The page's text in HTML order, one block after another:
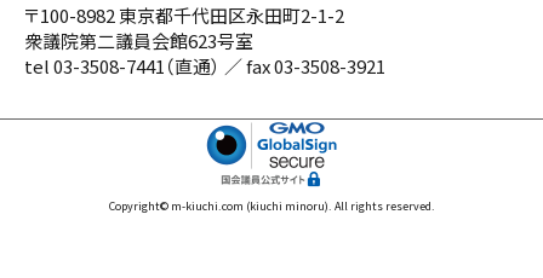
〒100-8982 東京都千代田区永田町2-1-2
衆議院第二議員会館623号室
tel03-3508-7441 （直通） ／ fax 03-3508-3921
Copyright© m-kiuchi.com (kiuchi minoru). All rights reserved.